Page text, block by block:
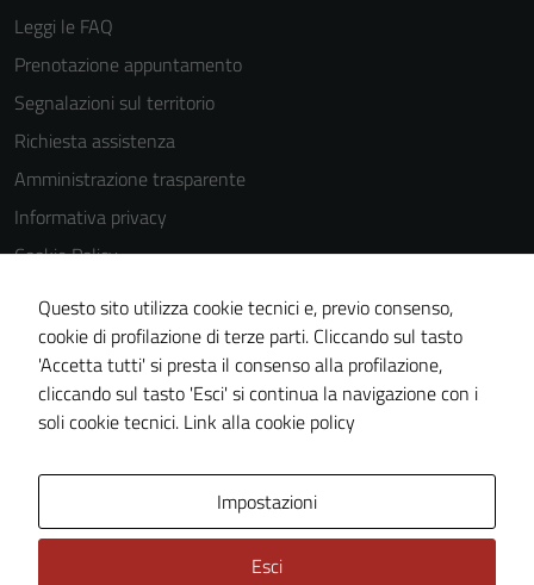
Leggi le FAQ
Prenotazione appuntamento
Segnalazioni sul territorio
Richiesta assistenza
Amministrazione trasparente
Informativa privacy
Cookie Policy
Note legali
Dichiarazione di accessibilità
Piano di miglioramento del sito
Statistiche sito web
Questo sito utilizza cookie tecnici e, previo consenso,
cookie di profilazione di terze parti. Cliccando sul tasto
'Accetta tutti' si presta il consenso alla profilazione,
cliccando sul tasto 'Esci' si continua la navigazione con i
soli cookie tecnici. Link alla cookie policy
Impostazioni
Esci